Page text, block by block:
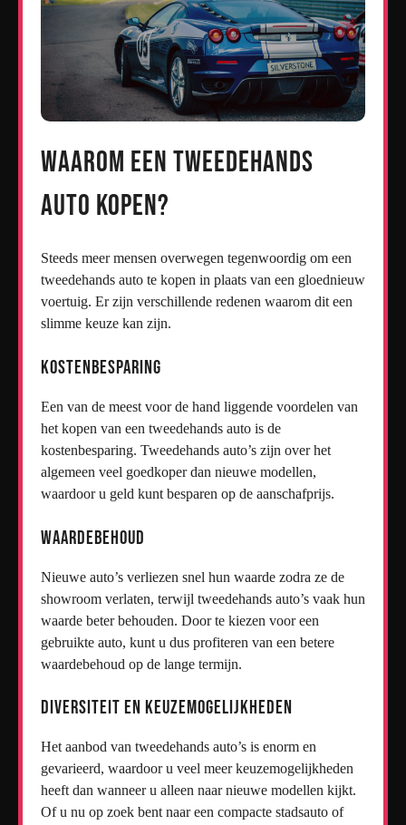
Waarom een Tweedehands
Auto Kopen?
Steeds meer mensen overwegen tegenwoordig om een
tweedehands auto te kopen in plaats van een gloednieuw
voertuig. Er zijn verschillende redenen waarom dit een
slimme keuze kan zijn.
Kostenbesparing
Een van de meest voor de hand liggende voordelen van
het kopen van een tweedehands auto is de
kostenbesparing. Tweedehands auto’s zijn over het
algemeen veel goedkoper dan nieuwe modellen,
waardoor u geld kunt besparen op de aanschafprijs.
Waardebehoud
Nieuwe auto’s verliezen snel hun waarde zodra ze de
showroom verlaten, terwijl tweedehands auto’s vaak hun
waarde beter behouden. Door te kiezen voor een
gebruikte auto, kunt u dus profiteren van een betere
waardebehoud op de lange termijn.
Diversiteit en Keuzemogelijkheden
Het aanbod van tweedehands auto’s is enorm en
gevarieerd, waardoor u veel meer keuzemogelijkheden
heeft dan wanneer u alleen naar nieuwe modellen kijkt.
Of u nu op zoek bent naar een compacte stadsauto of